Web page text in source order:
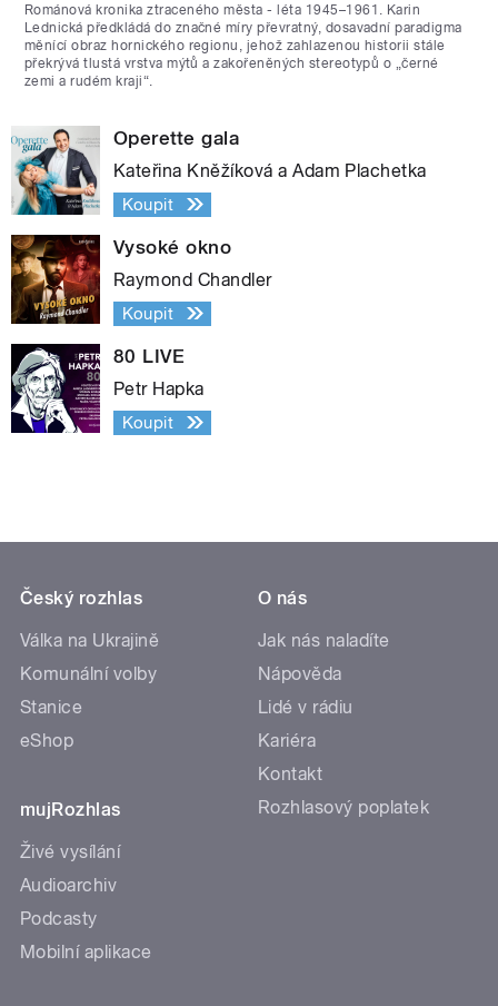
Románová kronika ztraceného města - léta 1945–1961. Karin
Lednická předkládá do značné míry převratný, dosavadní paradigma
měnící obraz hornického regionu, jehož zahlazenou historii stále
překrývá tlustá vrstva mýtů a zakořeněných stereotypů o „černé
zemi a rudém kraji“.
Operette gala
Kateřina Kněžíková a Adam Plachetka
Koupit
Vysoké okno
Raymond Chandler
Koupit
80 LIVE
Petr Hapka
Koupit
Český rozhlas
Válka na Ukrajině
Komunální volby
Stanice
eShop
mujRozhlas
Živé vysílání
Audioarchiv
Podcasty
Mobilní aplikace
O nás
Jak nás naladíte
Nápověda
Lidé v rádiu
Kariéra
Kontakt
Rozhlasový poplatek